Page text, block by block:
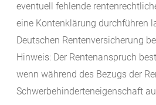
eventuell fehlende
eine Kontenklärung durchführen
Deutschen Rentenversicherung
Hinweis: Der Rentenanspruch
wenn während des Bezugs der
Schwerbehinderteneigenschaft